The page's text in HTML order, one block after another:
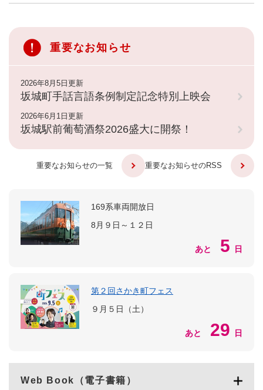
重要なお知らせ
2026年8月5日更新
坂城町手話言語条例制定記念特別上映会
2026年6月1日更新
坂城駅前葡萄酒祭2026盛大に開祭！
重要なお知らせの一覧 重要なお知らせのRSS
169系車両開放日
8月９日～１２日
あと 5 日
第２回さかき町フェス
９月５日（土）
あと 29 日
Web Book（電子書籍）